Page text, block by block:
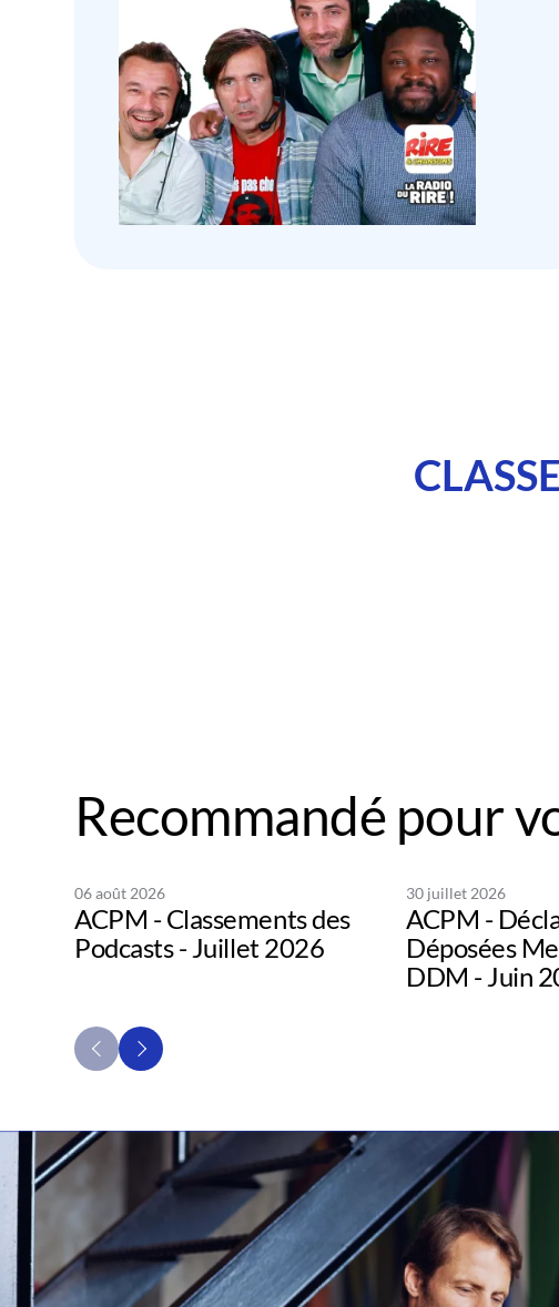
Recommandé pour
06 août 2026
ACPM - Classements des
Podcasts - Juillet 2026
30 juillet 2026
ACPM -
Déposées
DDM - Juin